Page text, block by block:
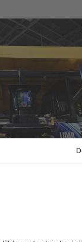
erop wordt